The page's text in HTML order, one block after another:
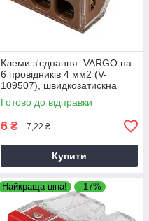
Клеми з'єднання. VARGO на
6 провідників 4 мм2 (V-
109507), швидкозатискна
клема для електропроводки
Готово до відправки
6 ₴ 7,22 ₴
Купити
Найкраща ціна! –17%